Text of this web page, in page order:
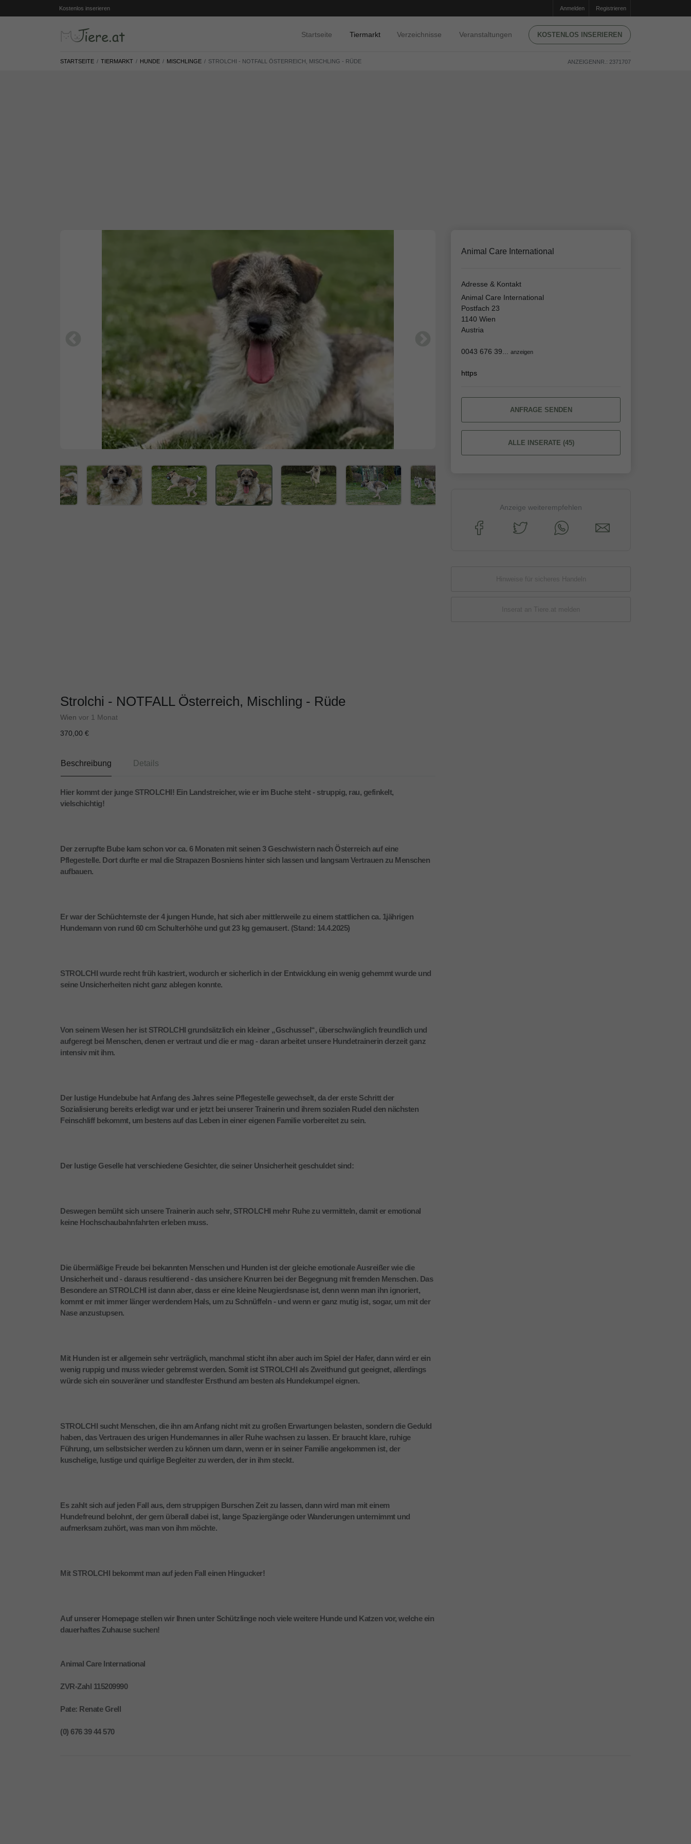
Kostenlos inserieren Anmelden Registrieren
Startseite Tiermarkt Verzeichnisse Veranstaltungen KOSTENLOS INSERIEREN
STARTSEITE TIERMARKT HUNDE MISCHLINGE STROLCHI - NOTFALL ÖSTERREICH, MISCHLING - RÜDE ANZEIGENNR.: 2371707
Strolchi - NOTFALL Österreich, Mischling - Rüde
Wien vor 1 Monat
370,00 €
Beschreibung Details
Hier kommt der junge STROLCHI! Ein Landstreicher, wie er im Buche steht - struppig, rau, gefinkelt,
vielschichtig!
Der zerrupfte Bube kam schon vor ca. 6 Monaten mit seinen 3 Geschwistern nach Österreich auf eine
Pflegestelle. Dort durfte er mal die Strapazen Bosniens hinter sich lassen und langsam Vertrauen zu Menschen
aufbauen.
Er war der Schüchternste der 4 jungen Hunde, hat sich aber mittlerweile zu einem stattlichen ca. 1jährigen
Hundemann von rund 60 cm Schulterhöhe und gut 23 kg gemausert. (Stand: 14.4.2025)
STROLCHI wurde recht früh kastriert, wodurch er sicherlich in der Entwicklung ein wenig gehemmt wurde und
seine Unsicherheiten nicht ganz ablegen konnte.
Von seinem Wesen her ist STROLCHI grundsätzlich ein kleiner „Gschussel“, überschwänglich freundlich und
aufgeregt bei Menschen, denen er vertraut und die er mag - daran arbeitet unsere Hundetrainerin derzeit ganz
intensiv mit ihm.
Der lustige Hundebube hat Anfang des Jahres seine Pflegestelle gewechselt, da der erste Schritt der
Sozialisierung bereits erledigt war und er jetzt bei unserer Trainerin und ihrem sozialen Rudel den nächsten
Feinschliff bekommt, um bestens auf das Leben in einer eigenen Familie vorbereitet zu sein.
Der lustige Geselle hat verschiedene Gesichter, die seiner Unsicherheit geschuldet sind:
Deswegen bemüht sich unsere Trainerin auch sehr, STROLCHI mehr Ruhe zu vermitteln, damit er emotional
keine Hochschaubahnfahrten erleben muss.
Die übermäßige Freude bei bekannten Menschen und Hunden ist der gleiche emotionale Ausreißer wie die
Unsicherheit und - daraus resultierend - das unsichere Knurren bei der Begegnung mit fremden Menschen. Das
Besondere an STROLCHI ist dann aber, dass er eine kleine Neugierdsnase ist, denn wenn man ihn ignoriert,
kommt er mit immer länger werdendem Hals, um zu Schnüffeln - und wenn er ganz mutig ist, sogar, um mit der
Nase anzustupsen.
Mit Hunden ist er allgemein sehr verträglich, manchmal sticht ihn aber auch im Spiel der Hafer, dann wird er ein
wenig ruppig und muss wieder gebremst werden. Somit ist STROLCHI als Zweithund gut geeignet, allerdings
würde sich ein souveräner und standfester Ersthund am besten als Hundekumpel eignen.
STROLCHI sucht Menschen, die ihn am Anfang nicht mit zu großen Erwartungen belasten, sondern die Geduld
haben, das Vertrauen des urigen Hundemannes in aller Ruhe wachsen zu lassen. Er braucht klare, ruhige
Führung, um selbstsicher werden zu können um dann, wenn er in seiner Familie angekommen ist, der
kuschelige, lustige und quirlige Begleiter zu werden, der in ihm steckt.
Es zahlt sich auf jeden Fall aus, dem struppigen Burschen Zeit zu lassen, dann wird man mit einem
Hundefreund belohnt, der gern überall dabei ist, lange Spaziergänge oder Wanderungen unternimmt und
aufmerksam zuhört, was man von ihm möchte.
Mit STROLCHI bekommt man auf jeden Fall einen Hingucker!
Auf unserer Homepage stellen wir Ihnen unter Schützlinge noch viele weitere Hunde und Katzen vor, welche ein
dauerhaftes Zuhause suchen!
Animal Care International
ZVR-Zahl 115209990
Pate: Renate Grell
(0) 676 39 44 570
Animal Care International
Adresse & Kontakt
Animal Care International
Postfach 23
1140 Wien
Austria
0043 676 39... anzeigen
https
ANFRAGE SENDEN
ALLE INSERATE (45)
Anzeige weiterempfehlen
Hinweise für sicheres Handeln
Inserat an Tiere.at melden